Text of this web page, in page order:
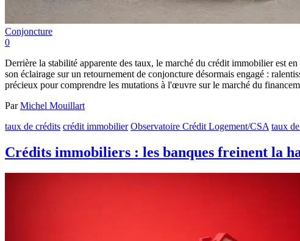
Conjoncture
0
Derrière la stabilité apparente des taux, le marché du crédit immobilier est
son éclairage sur un retournement de conjoncture désormais engagé :
précieux pour comprendre les mutations à l'œuvre sur le marché du
ParMichel Mouillart
taux de crédits crédit immobilier Observatoire Crédit Logement/CSA taux
Crédits immobiliers : les banques freinent la